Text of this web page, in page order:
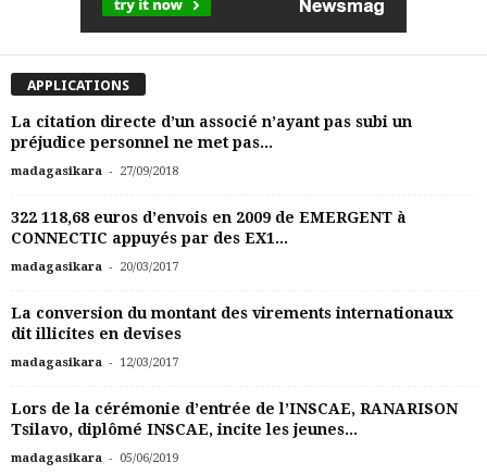
APPLICATIONS
La citation directe d’un associé n’ayant pas subi un
préjudice personnel ne met pas...
madagasikara - 27/09/2018
322 118,68 euros d’envois en 2009 de EMERGENT à
CONNECTIC appuyés par des EX1...
madagasikara - 20/03/2017
La conversion du montant des virements internationaux
dit illicites en devises
madagasikara - 12/03/2017
Lors de la cérémonie d’entrée de l’INSCAE, RANARISON
Tsilavo, diplômé INSCAE, incite les jeunes...
madagasikara - 05/06/2019